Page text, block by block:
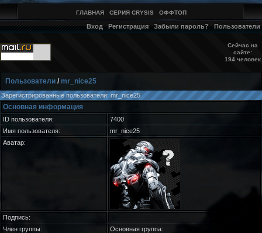
ГЛАВНАЯ СЕРИЯ CRYSIS ОФФТОП
Вход Регистрация Забыли пароль? Пользователи
Сейчас на
сайте:
194 человек
Пользователи / mr_nice25
Зарегистрированные пользователи: mr_nice25
Основная информация
ID пользователя:
7400
Имя пользователя:
mr_nice25
Аватар:
Подпись:
Член группы:
Основная группа: